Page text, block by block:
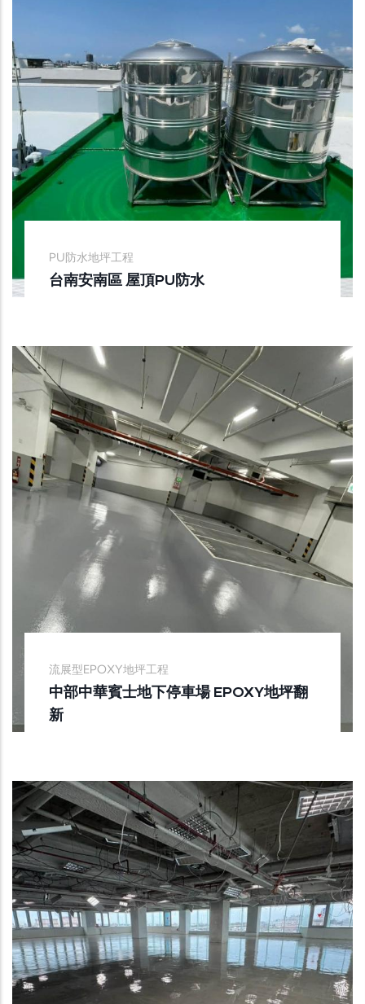
PU防水地坪工程
台南安南區 屋頂PU防水
流展型EPOXY地坪工程
中部中華賓士地下停車場 EPOXY地坪翻
新